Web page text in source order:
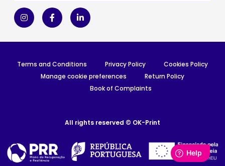
Terms and Conditions Privacy Policy
Cookies Policy
Manage cookie preferences
Return Policy
Book of Complaints
All rights reserved © OK-Print